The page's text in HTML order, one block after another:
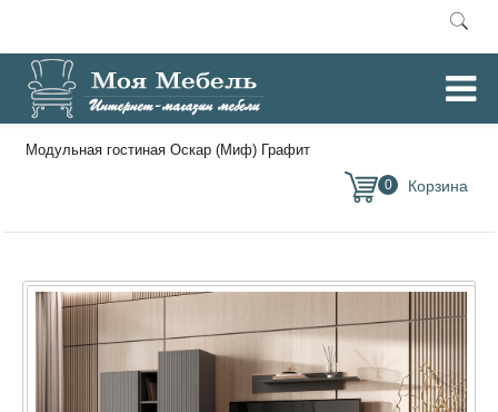
Главная / Модульные гостиные /
Модульная гостиная Оскар (Миф) Графит
0